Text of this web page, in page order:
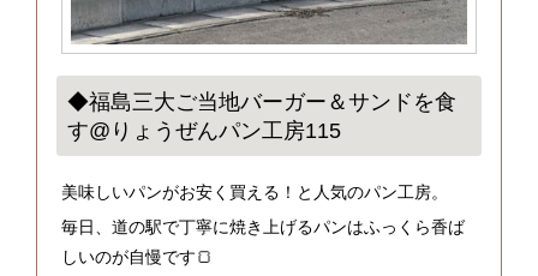
◆福島三大ご当地バーガー＆サンドを食
す@りょうぜんパン工房115
美味しいパンがお安く買える！と人気のパン工房。
毎日、道の駅で丁寧に焼き上げるパンはふっくら香ば
しいのが自慢です🍞